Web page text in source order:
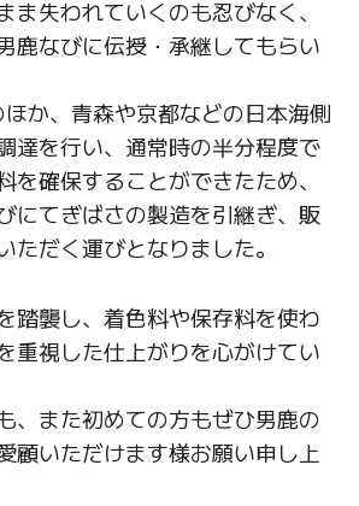
ま失われていくのも忍びなく、
鹿なびに伝授・承継してもらい
か、青森や京都などの日本海側
達を行い、通常時の半分程度で
を確保することができたため、
にてぎばさの製造を引継ぎ、販
ただく運びとなりました。
踏襲し、着色料や保存料を使わ
重視した仕上がりを心がけてい
、また初めての方もぜひ男鹿の
顧いただけます様お願い申し上